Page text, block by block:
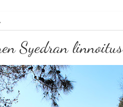
Syedran linnoitus